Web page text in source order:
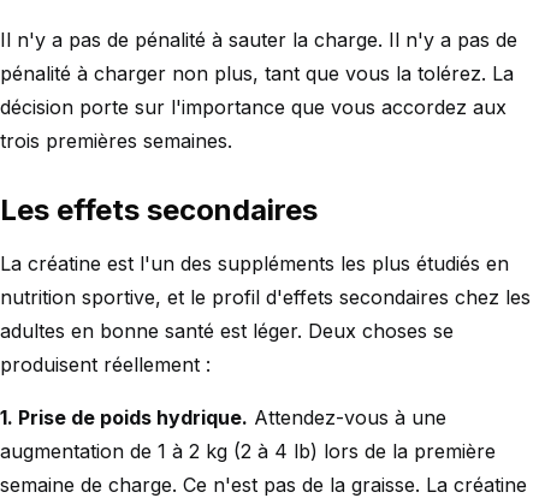
Il n'y a pas de pénalité à sauter la charge. Il n'y a pas de
pénalité à charger non plus, tant que vous la tolérez. La
décision porte sur l'importance que vous accordez aux
trois premières semaines.
Les effets secondaires
La créatine est l'un des suppléments les plus étudiés en
nutrition sportive, et le profil d'effets secondaires chez les
adultes en bonne santé est léger. Deux choses se
produisent réellement :
1. Prise de poids hydrique. Attendez-vous à une
augmentation de 1 à 2 kg (2 à 4 lb) lors de la première
semaine de charge. Ce n'est pas de la graisse. La créatine